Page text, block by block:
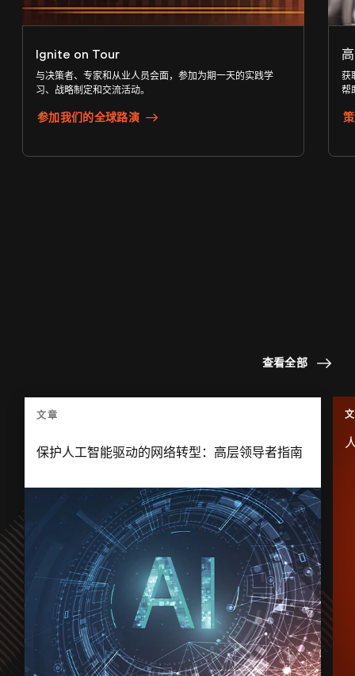
Ignite on Tour
与决策者、专家和从业人员会面，参加为期一天的实践学
习、战略制定和交流活动。
参加我们的全球路演
获
帮
查看全部
文章
保护人工智能驱动的网络转型：高层领导者指南